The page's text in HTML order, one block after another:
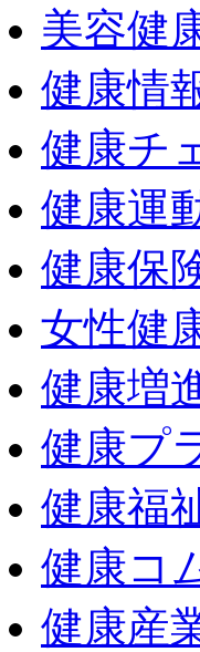
美容健
健康情
健康チ
健康運
健康保
女性健
健康増
健康プ
健康福
健康コ
健康産